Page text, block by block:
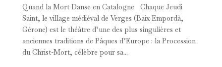
Quand la Mort Danse en Catalogne Chaque Jeudi
Saint, le village médiéval de Verges (Baix Empordà,
Gérone) est le théâtre d’une des plus singulières et
anciennes traditions de Pâques d’Europe : la Procession
du Christ-Mort, célèbre pour sa...